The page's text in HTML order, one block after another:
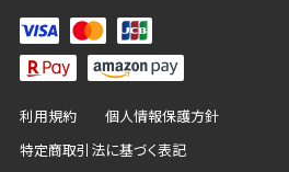
利用規約 個人情報保護方針
特定商取引法に基づく表記